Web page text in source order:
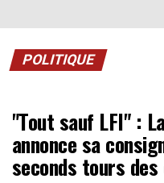
POLITIQUE
"Tout sauf LFI" :
annonce sa
seconds tours